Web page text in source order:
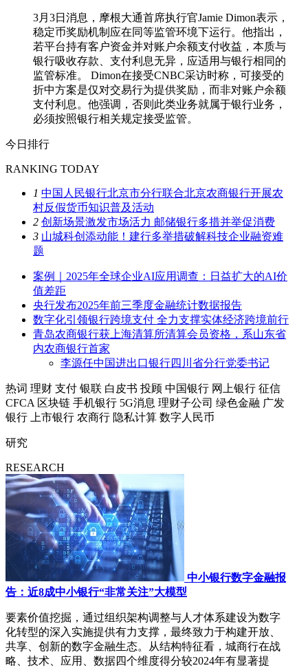
3月3日消息，摩根大通首席执行官Jamie Dimon表示，
稳定币奖励机制应在同等监管环境下运行。他指出，
若平台持有客户资金并对账户余额支付收益，本质与
银行吸收存款、支付利息无异，应适用与银行相同的
监管标准。 Dimon在接受CNBC采访时称，可接受的
折中方案是仅对交易行为提供奖励，而非对账户余额
支付利息。他强调，否则此类业务就属于银行业务，
必须按照银行相关规定接受监管。
今日排行
RANKING TODAY
1 中国人民银行北京市分行联合北京农商银行开展农
村反假货币知识普及活动
2 创新场景激发市场活力 邮储银行多措并举促消费
3 山城科创添动能！建行多举措破解科技企业融资难
题
案例｜2025年全球企业AI应用调查：日益扩大的AI价
值差距
央行发布2025年前三季度金融统计数据报告
数字化引领银行跨境支付 全力支撑实体经济跨境前行
青岛农商银行获上海清算所清算会员资格，系山东省
内农商银行首家
李源任中国进出口银行四川省分行党委书记
热词 理财 支付 银联 白皮书 投顾 中国银行 网上银行 征信
CFCA 区块链 手机银行 5G消息 理财子公司 绿色金融 广发
银行
上市银行 农商行 隐私计算 数字人民币
研究
RESEARCH
中小银行数字金融报
告：近8成中小银行“非常关注”大模型
要素价值挖掘，通过组织架构调整与人才体系建设为数字
化转型的深入实施提供有力支撑，最终致力于构建开放、
共享、创新的数字金融生态。从结构特征看，城商行在战
略、技术、应用、数据四个维度得分较2024年有显著提